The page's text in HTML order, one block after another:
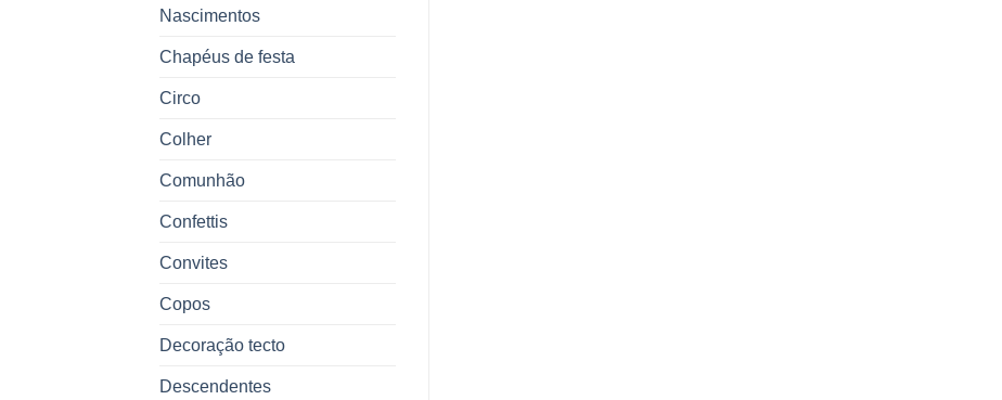
Nascimentos
Chapéus de festa
Circo
Colher
Comunhão
Confettis
Convites
Copos
Decoração tecto
Descendentes